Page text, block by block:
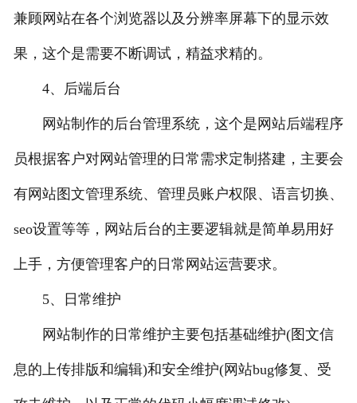
兼顾网站在各个浏览器以及分辨率屏幕下的显示效
果，这个是需要不断调试，精益求精的。
4、后端后台
网站制作的后台管理系统，这个是网站后端程序
员根据客户对网站管理的日常需求定制搭建，主要会
有网站图文管理系统、管理员账户权限、语言切换、
seo设置等等，网站后台的主要逻辑就是简单易用好
上手，方便管理客户的日常网站运营要求。
5、日常维护
网站制作的日常维护主要包括基础维护(图文信
息的上传排版和编辑)和安全维护(网站bug修复、受